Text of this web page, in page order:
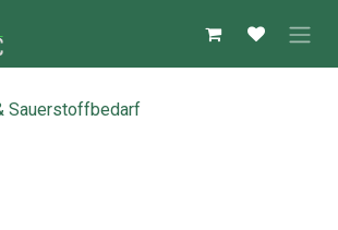
Sauerstoffbedarf